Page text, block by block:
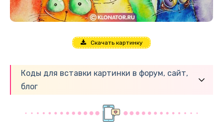
Скачать картинку
Коды для вставки картинки в форум, сайт,
блог